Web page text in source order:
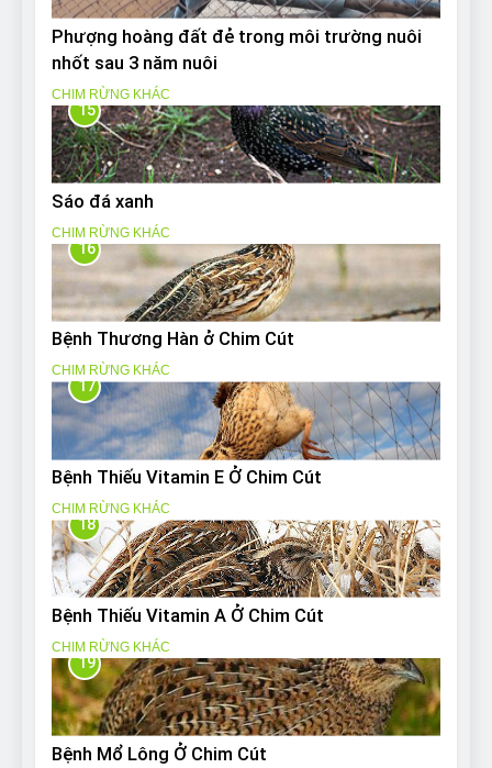
Phượng hoàng đất đẻ trong môi trường nuôi
nhốt sau 3 năm nuôi
CHIM RỪNG KHÁC
15
Sáo đá xanh
CHIM RỪNG KHÁC
16
Bệnh Thương Hàn ở Chim Cút
CHIM RỪNG KHÁC
17
Bệnh Thiếu Vitamin E Ở Chim Cút
CHIM RỪNG KHÁC
18
Bệnh Thiếu Vitamin A Ở Chim Cút
CHIM RỪNG KHÁC
19
Bệnh Mổ Lông Ở Chim Cút